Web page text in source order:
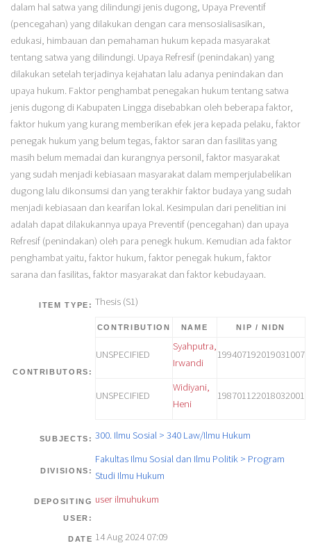
dalam hal satwa yang dilindungi jenis dugong, Upaya Preventif
(pencegahan) yang dilakukan dengan cara mensosialisasikan,
edukasi, himbauan dan pemahaman hukum kepada masyarakat
tentang satwa yang dilindungi. Upaya Refresif (penindakan) yang
dilakukan setelah terjadinya kejahatan lalu adanya penindakan dan
upaya hukum. Faktor penghambat penegakan hukum tentang satwa
jenis dugong di Kabupaten Lingga disebabkan oleh beberapa faktor,
faktor hukum yang kurang memberikan efek jera kepada pelaku, faktor
penegak hukum yang belum tegas, faktor saran dan fasilitas yang
masih belum memadai dan kurangnya personil, faktor masyarakat
yang sudah menjadi kebiasaan masyarakat dalam memperjulabelikan
dugong lalu dikonsumsi dan yang terakhir faktor budaya yang sudah
menjadi kebiasaan dan kearifan lokal. Kesimpulan dari penelitian ini
adalah dapat dilakukannya upaya Preventif (pencegahan) dan upaya
Refresif (penindakan) oleh para penegk hukum. Kemudian ada faktor
penghambat yaitu, faktor hukum, faktor penegak hukum, faktor
sarana dan fasilitas, faktor masyarakat dan faktor kebudayaan.
ITEM TYPE: Thesis (S1)
CONTRIBUTORS:
CONTRIBUTION NAME NIP / NIDN
UNSPECIFIED
Syahputra,
Irwandi
199407192019031007
UNSPECIFIED
Widiyani,
Heni
198701122018032001
SUBJECTS: 300. Ilmu Sosial > 340 Law/Ilmu Hukum
DIVISIONS:
Fakultas Ilmu Sosial dan Ilmu Politik > Program
Studi Ilmu Hukum
DEPOSITING
USER:
user ilmuhukum
DATE 14 Aug 2024 07:09